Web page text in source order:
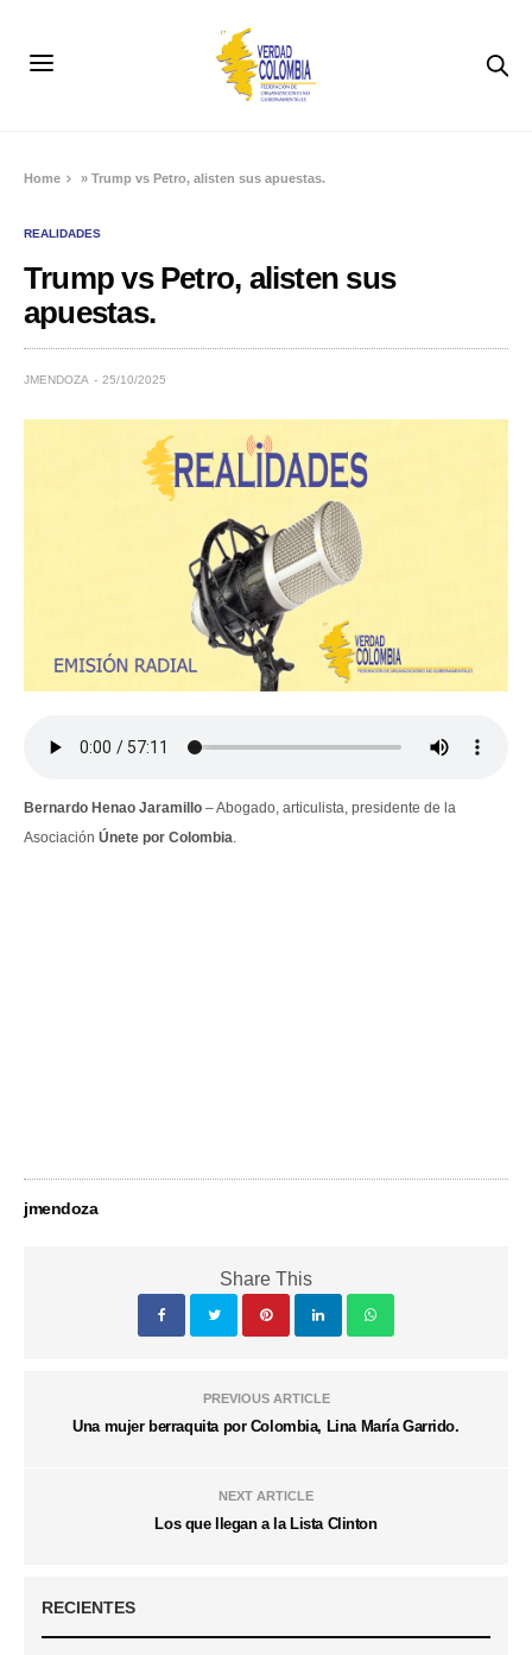
Home »Trump vs Petro, alisten sus apuestas.
REALIDADES
Trump vs Petro, alisten sus
apuestas.
JMENDOZA 25/10/2025
Bernardo Henao Jaramillo – Abogado, articulista, presidente de la
Asociación Únete por Colombia.
jmendoza
Share This
PREVIOUS ARTICLE
Una mujer berraquita por Colombia, Lina María Garrido.
NEXT ARTICLE
Los que llegan a la Lista Clinton
RECIENTES